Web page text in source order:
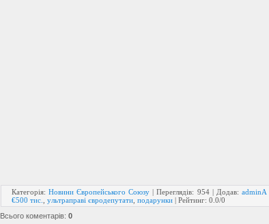
Категорія: Новини Європейського Союзу |Переглядів: 954| Додав: adminA
€500 тис.
ультраправі євродепутати подарунки | Рейтинг: 0.0/0
Всього коментарів: 0